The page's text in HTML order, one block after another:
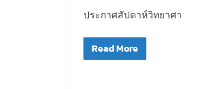
ประกาศสัปดาห์วิทยาศา
Read More